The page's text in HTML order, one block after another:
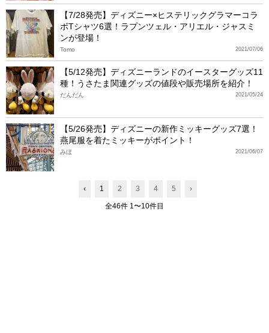
【7/28発売】ディズニー×ヒステリックグラマーコラ
ボTシャツ6選！ラプンツェル・アリエル・ジャスミ
ンが登場！
2021/07/06
Tomo
【5/12発売】ディズニーランドのイースターグッズ11
種！うさたま関連グッズの値段や販売場所を紹介！
2021/05/24
だんだん
【5/26発売】ディズニーの新作ミッキーグッズ7選！
燕尾服を着たミッキーがポイント！
2021/06/07
みほ
‹ 1 2 3 4 5 ›
全46件 1〜10件目